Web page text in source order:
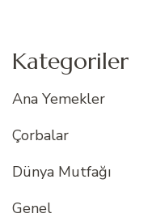
Kategoriler
Ana Yemekler
Çorbalar
Dünya Mutfağı
Genel